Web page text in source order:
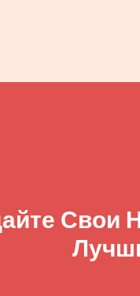
Свои